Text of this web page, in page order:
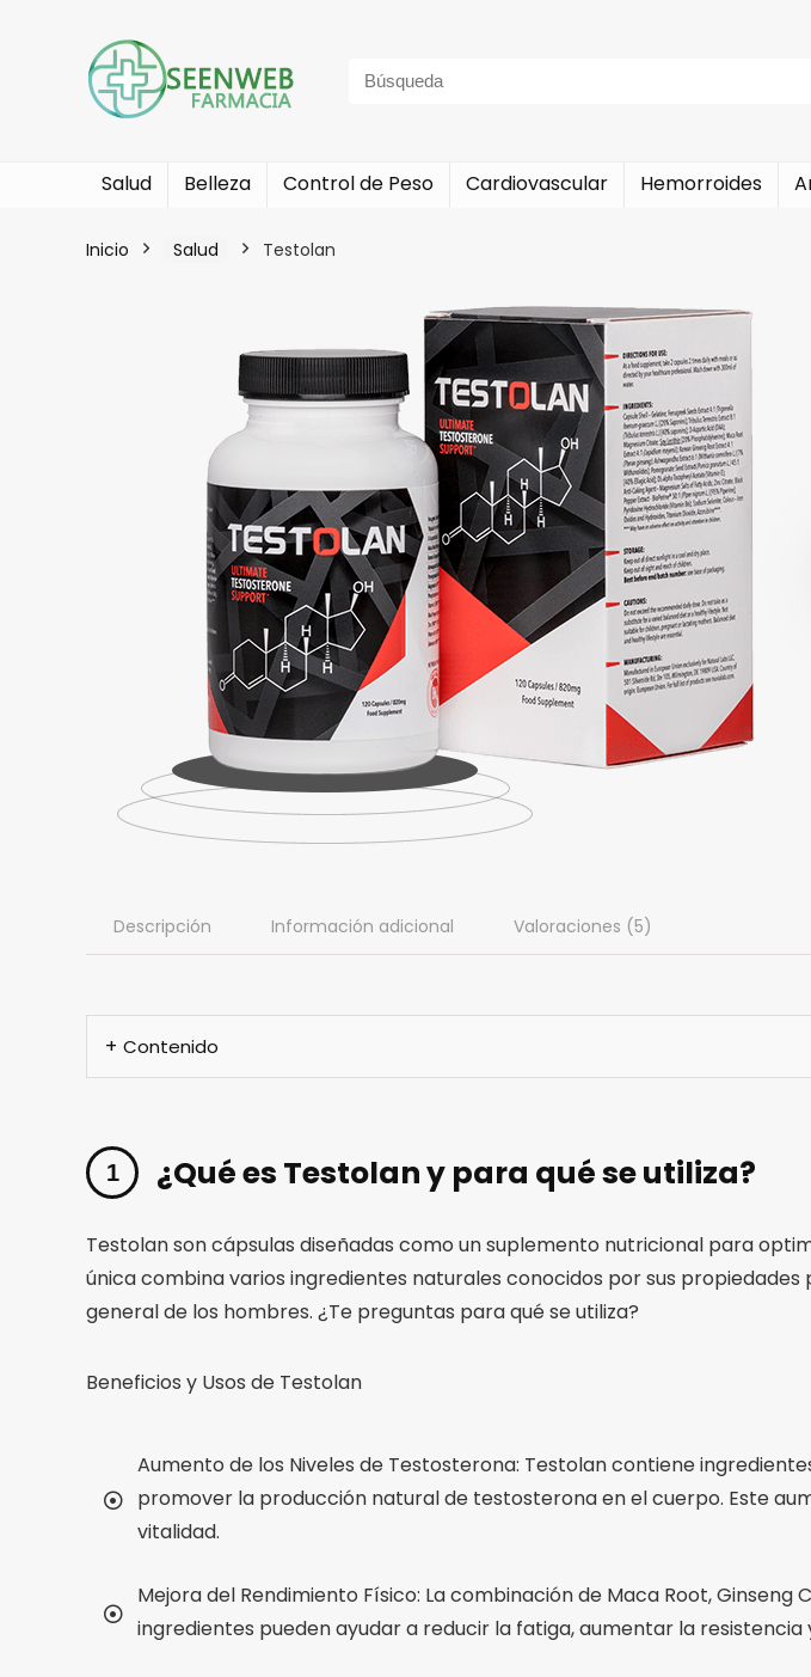
Search
Salud Belleza Control de Peso Cardiovascular Hemorroides
Inicio Salud Testolan
Descripción Información adicional Valoraciones (5)
Contenido
¿Qué es Testolan y para qué se utiliza?
Testolan son cápsulas diseñadas como un suplemento nutricional para
única combina varios ingredientes naturales conocidos por sus
general de los hombres. ¿Te preguntas para qué se utiliza?
Beneficios y Usos de Testolan
Aumento de los Niveles de Testosterona: Testolan contiene
promover la producción natural de testosterona en el cuerpo. Este
vitalidad.
Mejora del Rendimiento Físico: La combinación de Maca Root,
ingredientes pueden ayudar a reducir la fatiga, aumentar la